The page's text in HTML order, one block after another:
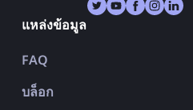
แหล่งข้อมูล
FAQ
บล็อก